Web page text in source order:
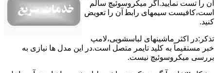
آن را ﺗﺴﺖ ﻧﻤﺎﯾﯿﺪ.اﮔﺮ ﻣﯿﮑﺮوﺳﻮﺋﯿﭻ ﺳﺎﻟﻢ
اﺳﺖ،ﮐﺎﻓﯿﺴﺖ سیمهای راﺑﻄ آن را ﺗﻌﻮﯾﺾ
کنید.
ﺗﺬﮐﺮ:در اﮐﺜﺮ ماشینهای لباسشویی،ﻻﻣﭗ
ﺧﺒﺮ مستقیماً ﺑﻪ ﮐﻠﯿﺪ ﺗﺎﯾﻤﺮ ﻣﺘﺼﻞ اﺳﺖ.در اﯾﻦ مدل ها ﻧﯿﺎزی ﺑﻪ
بررسی ﻣﯿﮑﺮوﺳﻮﺋﯿﭻ نیست.